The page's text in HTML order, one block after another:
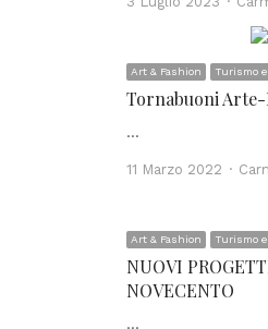
Art & Fashion Turismo
Tornabuoni
…
11 Marzo 2022
Art & Fashion Turismo
NUOVI
NOVECENTO
…